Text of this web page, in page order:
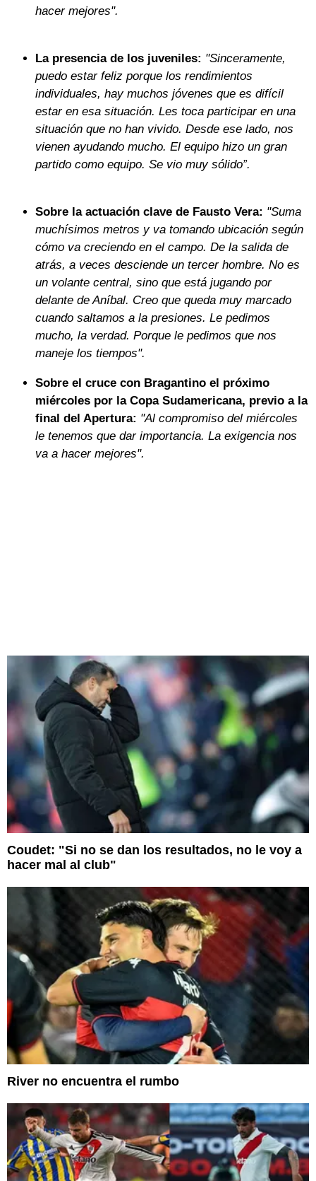
hacer mejores".
La presencia de los juveniles: "Sinceramente,
puedo estar feliz porque los rendimientos
individuales, hay muchos jóvenes que es difícil
estar en esa situación. Les toca participar en una
situación que no han vivido. Desde ese lado, nos
vienen ayudando mucho. El equipo hizo un gran
partido como equipo. Se vio muy sólido”.
Sobre la actuación clave de Fausto Vera: "Suma
muchísimos metros y va tomando ubicación según
cómo va creciendo en el campo. De la salida de
atrás, a veces desciende un tercer hombre. No es
un volante central, sino que está jugando por
delante de Aníbal. Creo que queda muy marcado
cuando saltamos a la presiones. Le pedimos
mucho, la verdad. Porque le pedimos que nos
maneje los tiempos".
Sobre el cruce con Bragantino el próximo
miércoles por la Copa Sudamericana, previo a la
final del Apertura: "Al compromiso del miércoles
le tenemos que dar importancia. La exigencia nos
va a hacer mejores".
Coudet: "Si no se dan los resultados, no le voy a
hacer mal al club"
River no encuentra el rumbo